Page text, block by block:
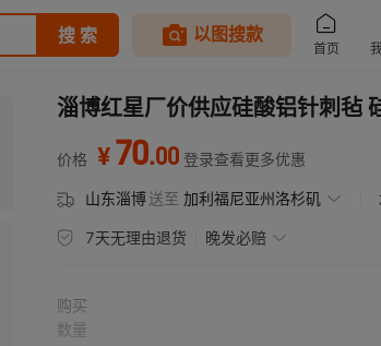
淄博红星厂价供应硅酸铝针刺毡
价格 ¥70.00 登录查看更多优惠
山东淄博送至 加利福尼亚州洛杉矶
7天无理由退货 晚发必赔
购买
数量